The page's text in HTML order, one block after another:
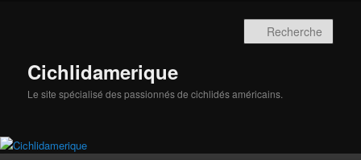
Cichlidamerique
Le site spécialisé des passionnés de cichlidés américains.